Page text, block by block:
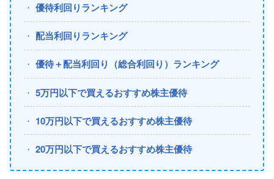
優待利回りランキング
配当利回りランキング
優待＋配当利回り（総合利回り）ランキング
5万円以下で買えるおすすめ株主優待
10万円以下で買えるおすすめ株主優待
20万円以下で買えるおすすめ株主優待